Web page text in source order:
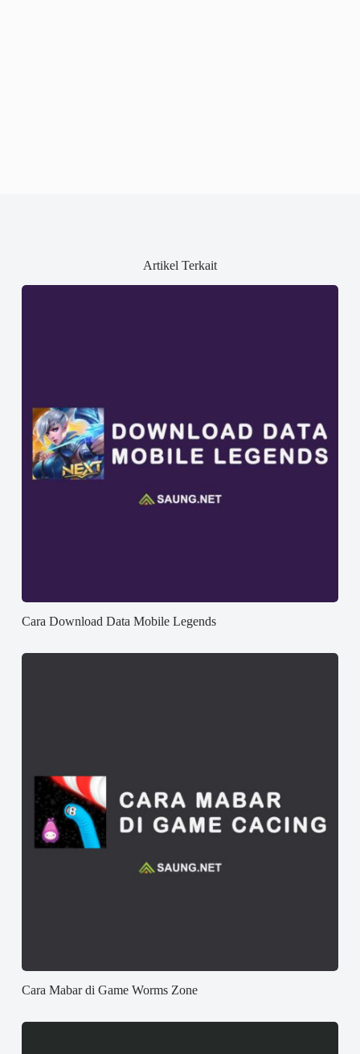
Artikel Terkait
Cara Download Data Mobile Legends
Cara Mabar di Game Worms Zone